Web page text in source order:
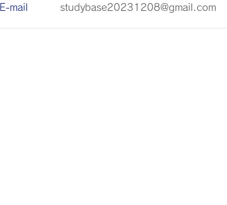
E-mail studybase20231208@gmail.com